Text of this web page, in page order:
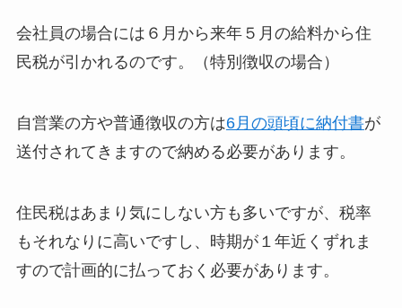
会社員の場合には６月から来年５月の給料から住
民税が引かれるのです。（特別徴収の場合）
自営業の方や普通徴収の方は6月の頭頃に納付書が
送付されてきますので納める必要があります。
住民税はあまり気にしない方も多いですが、税率
もそれなりに高いですし、時期が１年近くずれま
すので計画的に払っておく必要があります。